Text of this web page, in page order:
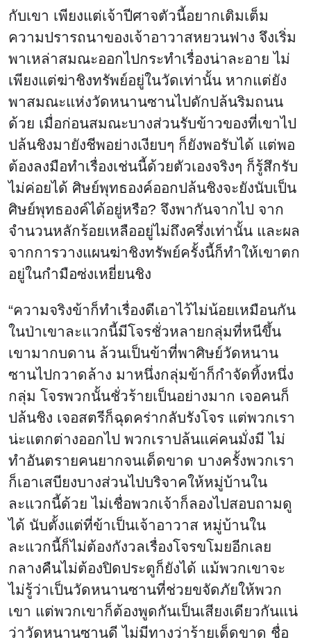
กับเขา เพียงแต่เจ้าปีศาจตัวนี้อยากเติมเต็ม
ความปรารถนาของเจ้าอาวาสหยวนฟาง จึงเริ่ม
พาเหล่าสมณะออกไปกระทำเรื่องน่าละอาย ไม่
เพียงแต่ฆ่าชิงทรัพย์อยู่ในวัดเท่านั้น หากแต่ยัง
พาสมณะแห่งวัดหนานซานไปดักปล้นริมถนน
ด้วย เมื่อก่อนสมณะบางส่วนรับข้าวของที่เขาไป
ปล้นชิงมายังชีพอย่างเงียบๆ ก็ยังพอรับได้ แต่พอ
ต้องลงมือทำเรื่องเช่นนี้ด้วยตัวเองจริงๆ ก็รู้สึกรับ
ไม่ค่อยได้ ศิษย์พุทธองค์ออกปล้นชิงจะยังนับเป็น
ศิษย์พุทธองค์ได้อยู่หรือ? จึงพากันจากไป จาก
จำนวนหลักร้อยเหลืออยู่ไม่ถึงครึ่งเท่านั้น และผล
จากการวางแผนฆ่าชิงทรัพย์ครั้งนี้ก็ทำให้เขาตก
อยู่ในกำมือซ่งเหยี่ยนชิง
“ความจริงข้าก็ทำเรื่องดีเอาไว้ไม่น้อยเหมือนกัน
ในป่าเขาละแวกนี้มีโจรชั่วหลายกลุ่มที่หนีขึ้น
เขามากบดาน ล้วนเป็นข้าที่พาศิษย์วัดหนาน
ซานไปกวาดล้าง มาหนึ่งกลุ่มข้าก็กำจัดทิ้งหนึ่ง
กลุ่ม โจรพวกนั้นชั่วร้ายเป็นอย่างมาก เจอคนก็
ปล้นชิง เจอสตรีก็ฉุดคร่ากลับรังโจร แต่พวกเรา
น่ะแตกต่างออกไป พวกเราปล้นแค่คนมั่งมี ไม่
ทำอันตรายคนยากจนเด็ดขาด บางครั้งพวกเรา
ก็เอาเสบียงบางส่วนไปบริจาคให้หมู่บ้านใน
ละแวกนี้ด้วย ไม่เชื่อพวกเจ้าก็ลองไปสอบถามดู
ได้ นับตั้งแต่ที่ข้าเป็นเจ้าอาวาส หมู่บ้านใน
ละแวกนี้ก็ไม่ต้องกังวลเรื่องโจรขโมยอีกเลย
กลางคืนไม่ต้องปิดประตูก็ยังได้ แม้พวกเขาจะ
ไม่รู้ว่าเป็นวัดหนานซานที่ช่วยขจัดภัยให้พวก
เขา แต่พวกเขาก็ต้องพูดกันเป็นเสียงเดียวกันแน่
ว่าวัดหนานซานดี ไม่มีทางว่าร้ายเด็ดขาด ชื่อ